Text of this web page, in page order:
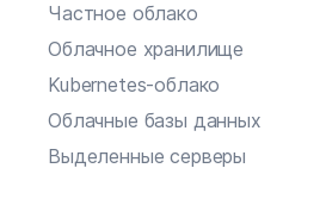
Частное облако
Облачное хранилище
Kubernetes-облако
Облачные базы данных
Выделенные серверы